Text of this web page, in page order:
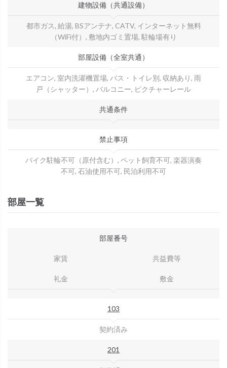
建物設備（共通設備）
都市ガス, 給湯, BSアンテナ, CATV, インターネット無料
（WiFi付）, 敷地内ゴミ置場, 駐輪場有り
部屋設備（全室共通）
エアコン, 室内洗濯機置場, バス・トイレ別, 収納あり, 雨
戸（シャッター）, バルコニー, ピクチャーレール
共通条件
禁止事項
バイク駐輪不可（原付含む）, ペット飼育不可, 楽器演奏
不可, 石油使用不可, 民泊利用不可
部屋一覧
部屋番号
家賃 共益費等
礼金 敷金
103
契約済み
201